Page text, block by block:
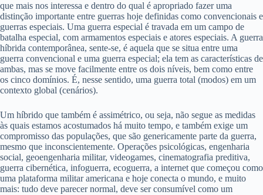
que mais nos interessa e dentro do qual é apropriado fazer uma
distinção importante entre guerras hoje definidas como convencionais e
guerras especiais. Uma guerra especial é travada em um campo de
batalha especial, com armamentos especiais e atores especiais. A guerra
híbrida contemporânea, sente-se, é aquela que se situa entre uma
guerra convencional e uma guerra especial; ela tem as características de
ambas, mas se move facilmente entre os dois níveis, bem como entre
os cinco domínios. É, nesse sentido, uma guerra total (modos) em um
contexto global (cenários).
Um híbrido que também é assimétrico, ou seja, não segue as medidas
às quais estamos acostumados há muito tempo, e também exige um
compromisso das populações, que são genericamente parte da guerra,
mesmo que inconscientemente. Operações psicológicas, engenharia
social, geoengenharia militar, videogames, cinematografia preditiva,
guerra cibernética, infoguerra, ecoguerra, a internet que começou como
uma plataforma militar americana e hoje conecta o mundo, e muito
mais: tudo deve parecer normal, deve ser consumível como um